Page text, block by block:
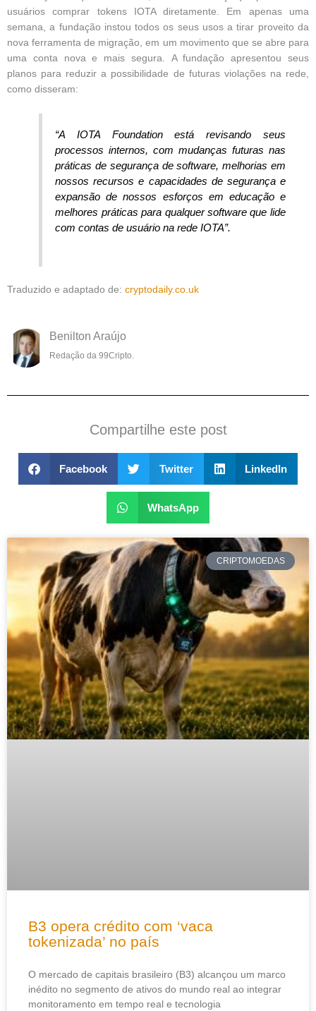
usuários comprar tokens IOTA diretamente. Em apenas uma
semana, a fundação instou todos os seus usos a tirar proveito da
nova ferramenta de migração, em um movimento que se abre para
uma conta nova e mais segura. A fundação apresentou seus
planos para reduzir a possibilidade de futuras violações na rede,
como disseram:
“A IOTA Foundation está revisando seus
processos internos, com mudanças futuras nas
práticas de segurança de software, melhorias em
nossos recursos e capacidades de segurança e
expansão de nossos esforços em educação e
melhores práticas para qualquer software que lide
com contas de usuário na rede IOTA”.
Traduzido e adaptado de: cryptodaily.co.uk
Benilton Araújo
Redação da 99Cripto.
Compartilhe este post
Facebook Twitter LinkedIn
WhatsApp
CRIPTOMOEDAS
B3 opera crédito com ‘vaca
tokenizada’ no país
O mercado de capitais brasileiro (B3) alcançou um marco
inédito no segmento de ativos do mundo real ao integrar
monitoramento em tempo real e tecnologia